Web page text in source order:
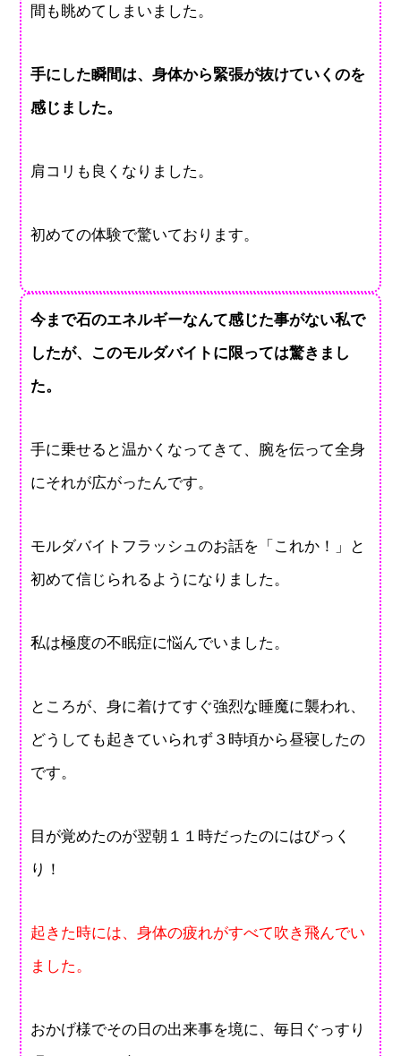
間も眺めてしまいました。
手にした瞬間は、身体から緊張が抜けていくのを
感じました。
肩コリも良くなりました。
初めての体験で驚いております。
今まで石のエネルギーなんて感じた事がない私で
したが、このモルダバイトに限っては驚きまし
た。
手に乗せると温かくなってきて、腕を伝って全身
にそれが広がったんです。
モルダバイトフラッシュのお話を「これか！」と
初めて信じられるようになりました。
私は極度の不眠症に悩んでいました。
ところが、身に着けてすぐ強烈な睡魔に襲われ、
どうしても起きていられず３時頃から昼寝したの
です。
目が覚めたのが翌朝１１時だったのにはびっく
り！
起きた時には、身体の疲れがすべて吹き飛んでい
ました。
おかげ様でその日の出来事を境に、毎日ぐっすり